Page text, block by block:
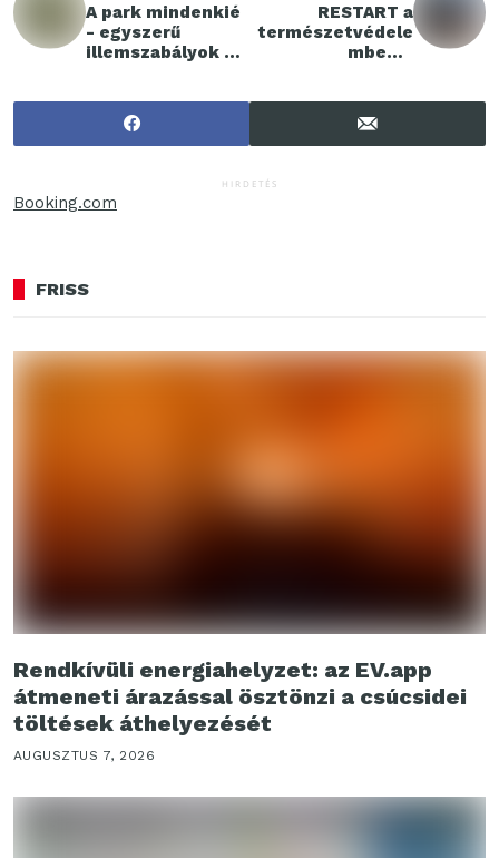
A park mindenkié
- egyszerű
illemszabályok a
RESTART a
természetvédele
mben –
HIRDETÉS
Booking.com
FRISS
Rendkívüli energiahelyzet: az EV.app
átmeneti árazással ösztönzi a csúcsidei
töltések áthelyezését
AUGUSZTUS 7, 2026